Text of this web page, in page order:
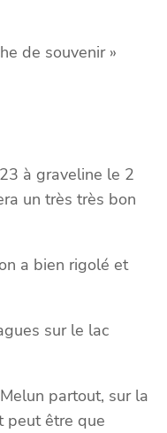
de souvenir »
à graveline le 2
un très très bon
a bien rigolé et
sur le lac
partout, sur la
peut être que